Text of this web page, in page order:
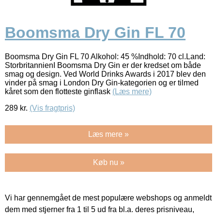
Boomsma Dry Gin FL 70
Boomsma Dry Gin FL 70 Alkohol: 45 %Indhold: 70 cl.Land:
StorbritannienI Boomsma Dry Gin er der kredset om både
smag og design. Ved World Drinks Awards i 2017 blev den
vinder på smag i London Dry Gin-kategorien og er tilmed
kåret som den flotteste ginflask (Læs mere)
289 kr. (Vis fragtpris)
Læs mere »
Køb nu »
Vi har gennemgået de mest populære webshops og anmeldt
dem med stjerner fra 1 til 5 ud fra bl.a. deres prisniveau,